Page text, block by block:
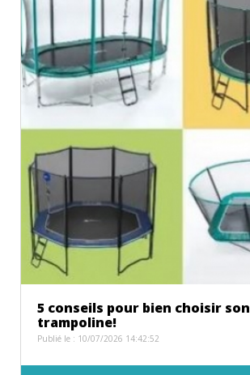
5 conseils pour bien choisir son
trampoline!
Publié le : 10/07/2026 14:42:52